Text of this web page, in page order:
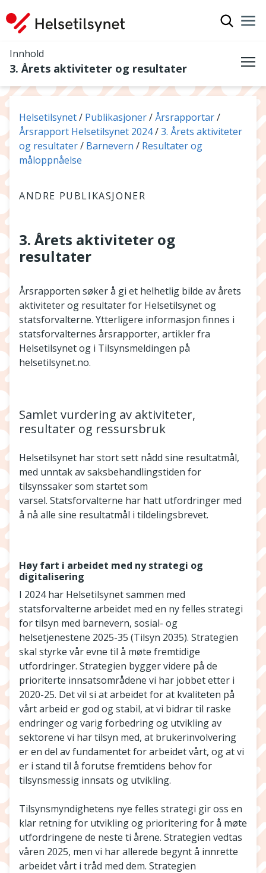
Innhold
3. Årets aktiviteter og resultater
Du er her:
Helsetilsynet Publikasjoner
Årsrapportar
Årsrapport Helsetilsynet 2024
3. Årets aktiviteter
og resultater
Barnevern
Resultater og
måloppnåelse
ANDRE PUBLIKASJONER
3. Årets aktiviteter og
resultater
Årsrapporten søker å gi et helhetlig bilde av årets
aktiviteter og resultater for Helsetilsynet og
statsforvalterne. Ytterligere informasjon finnes i
statsforvalternes årsrapporter, artikler fra
Helsetilsynet og i Tilsynsmeldingen på
helsetilsynet.no.
Samlet vurdering av aktiviteter,
resultater og ressursbruk
Helsetilsynet har stort sett nådd sine resultatmål,
med unntak av saksbehandlingstiden for
tilsynssaker som startet som
varsel. Statsforvalterne har hatt utfordringer med
å nå alle sine resultatmål i tildelingsbrevet.
Høy fart i arbeidet med ny strategi og
digitalisering
I 2024 har Helsetilsynet sammen med
statsforvalterne arbeidet med en ny felles strategi
for tilsyn med barnevern, sosial- og
helsetjenestene 2025-35 (Tilsyn 2035). Strategien
skal styrke vår evne til å møte fremtidige
utfordringer. Strategien bygger videre på de
prioriterte innsatsområdene vi har jobbet etter i
2020-25. Det vil si at arbeidet for at kvaliteten på
vårt arbeid er god og stabil, at vi bidrar til raske
endringer og varig forbedring og utvikling av
sektorene vi har tilsyn med, at brukerinvolvering
er en del av fundamentet for arbeidet vårt, og at vi
er i stand til å forutse fremtidens behov for
tilsynsmessig innsats og utvikling.
Tilsynsmyndighetens nye felles strategi gir oss en
klar retning for utvikling og prioritering for å møte
utfordringene de neste ti årene. Strategien vedtas
våren 2025, men vi har allerede begynt å innrette
arbeidet vårt i tråd med dem. Strategien